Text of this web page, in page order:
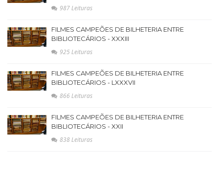
987 Leituras
FILMES CAMPEÕES DE BILHETERIA ENTRE
BIBLIOTECÁRIOS - XXXIII
925 Leituras
FILMES CAMPEÕES DE BILHETERIA ENTRE
BIBLIOTECÁRIOS - LXXXVII
866 Leituras
FILMES CAMPEÕES DE BILHETERIA ENTRE
BIBLIOTECÁRIOS - XXII
838 Leituras